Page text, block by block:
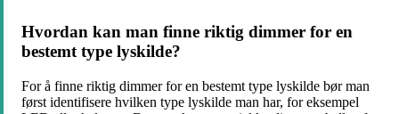
Hvordan kan man finne riktig dimmer for en
bestemt type lyskilde?
For å finne riktig dimmer for en bestemt type lyskilde bør man
først identifisere hvilken type lyskilde man har, for eksempel